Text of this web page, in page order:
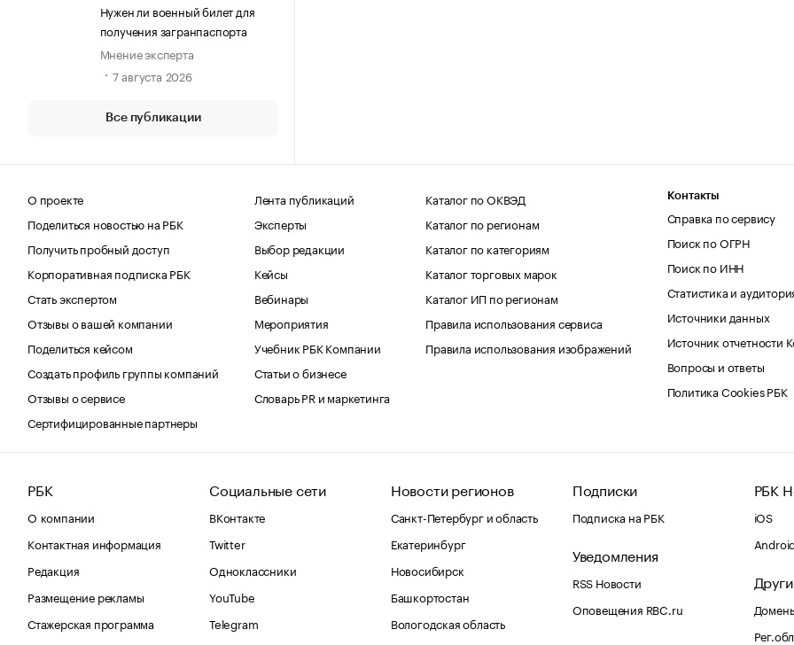
Нужен ли военный билет для
получения загранпаспорта
Мнение эксперта
7 августа 2026
Все публикации
О проекте
Поделиться новостью на РБК
Получить пробный доступ
Корпоративная подписка РБК
Стать экспертом
Отзывы о вашей компании
Поделиться кейсом
Создать профиль группы компаний
Отзывы о сервисе
Сертифицированные партнеры
Лента публикаций
Эксперты
Выбор редакции
Кейсы
Вебинары
Мероприятия
Учебник РБК Компании
Статьи о бизнесе
Словарь PR и маркетинга
Каталог по ОКВЭД
Каталог по регионам
Каталог по категориям
Каталог торговых марок
Каталог ИП по регионам
Правила использования сервиса
Правила использования изображений
Контакты
Справка по сервису
Поиск по ОГРН
Поиск по ИНН
Статистика и
Источники данных
Источник отчетности
Вопросы и ответы
Политика Cookies РБК
РБК
О компании
Контактная информация
Редакция
Размещение рекламы
Стажерская программа
Социальные сети
ВКонтакте
Twitter
Одноклассники
YouTube
Telegram
Новости регионов
Санкт-Петербург и область
Екатеринбург
Новосибирск
Башкортостан
Вологодская область
Подписки
Подписка на РБК
Уведомления
RSS Новости
Оповещения RBC.ru
РБК
iOS